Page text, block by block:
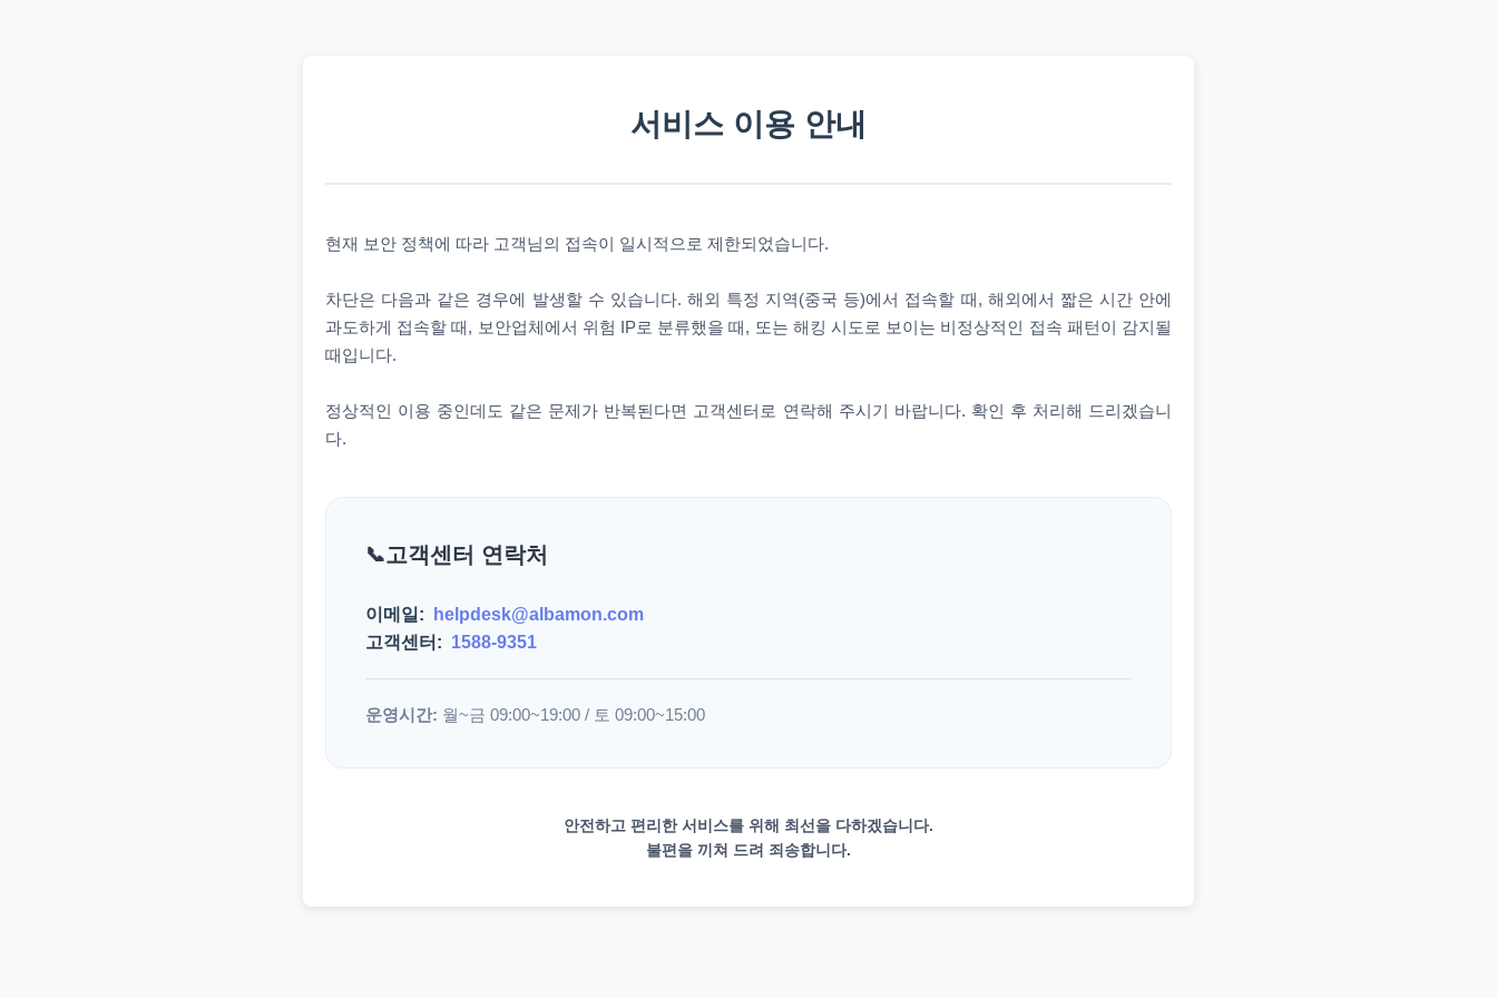
서비스 이용 안내
현재 보안 정책에 따라 고객님의 접속이 일시적으로 제한되었습니다.
차단은 다음과 같은 경우에 발생할 수 있습니다. 해외 특정 지역(중국 등)에서 접속할 때, 해외에서 짧은 시간 안에
과도하게 접속할 때, 보안업체에서 위험 IP로 분류했을 때, 또는 해킹 시도로 보이는 비정상적인 접속 패턴이 감지될
때입니다.
정상적인 이용 중인데도 같은 문제가 반복된다면 고객센터로 연락해 주시기 바랍니다. 확인 후 처리해 드리겠습니
다.
고객센터 연락처
이메일:
helpdesk@albamon.com
고객센터: 1588-9351
운영시간: 월~금 09:00~19:00 / 토 09:00~15:00
안전하고 편리한 서비스를 위해 최선을 다하겠습니다.
불편을 끼쳐 드려 죄송합니다.